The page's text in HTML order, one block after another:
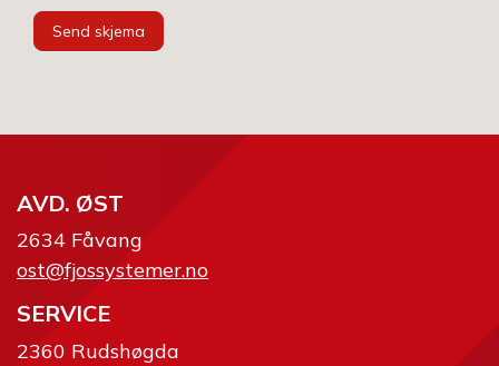
Send skjema
AVD. ØST
2634 Fåvang
ost@fjossystemer.no
SERVICE
2360 Rudshøgda